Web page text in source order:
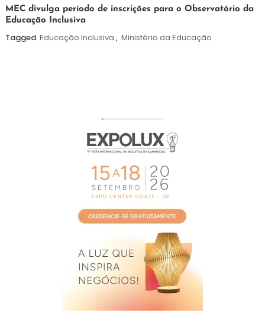
7
de
agosto
Maurilio
MEC divulga período de inscrições para o Observatório da
Educação Inclusiva
Tagged Educação Inclusiva , Ministério da Educação